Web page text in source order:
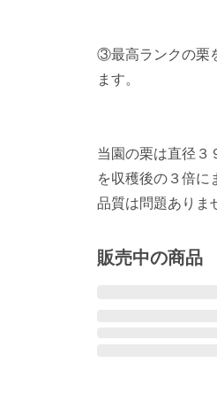
③最高ランクの栗
ます。
当園の栗は直径３
を収穫後の３倍に
品質は問題ありま
販売中の商品